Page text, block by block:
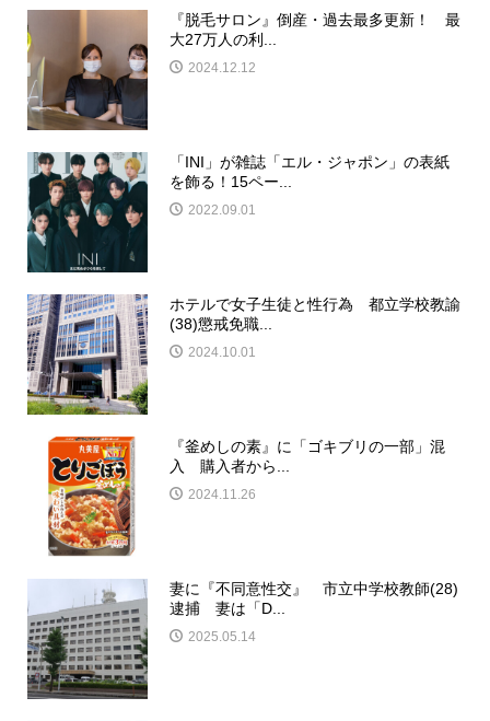
『脱毛サロン』倒産・過去最多更新！ 最
大27万人の利...
2024.12.12
「INI」が雑誌「エル・ジャポン」の表紙
を飾る！15ペー...
2022.09.01
ホテルで女子生徒と性行為 都立学校教諭
(38)懲戒免職...
2024.10.01
『釜めしの素』に「ゴキブリの一部」混
入 購入者から...
2024.11.26
妻に『不同意性交』 市立中学校教師(28)
逮捕 妻は「D...
2025.05.14